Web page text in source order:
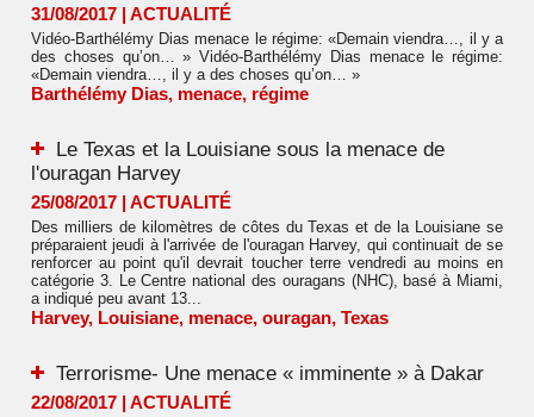
31/08/2017 | ACTUALITÉ
Vidéo-Barthélémy Dias menace le régime: «Demain viendra…, il y a
des choses qu’on… » Vidéo-Barthélémy Dias menace le régime:
«Demain viendra…, il y a des choses qu’on… »
Barthélémy Dias, menace, régime
Le Texas et la Louisiane sous la menace de
l'ouragan Harvey
25/08/2017 | ACTUALITÉ
Des milliers de kilomètres de côtes du Texas et de la Louisiane se
préparaient jeudi à l'arrivée de l'ouragan Harvey, qui continuait de se
renforcer au point qu'il devrait toucher terre vendredi au moins en
catégorie 3. Le Centre national des ouragans (NHC), basé à Miami,
a indiqué peu avant 13...
Harvey, Louisiane, menace, ouragan, Texas
Terrorisme- Une menace « imminente » à Dakar
22/08/2017 | ACTUALITÉ